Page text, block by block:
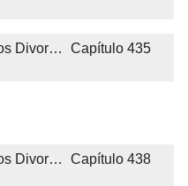
Bilionário, Vamos Nos Divorciar Capítulo 435
Bilionário, Vamos Nos Divorciar Capítulo 438